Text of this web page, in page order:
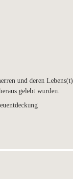
und deren
gelebt wurden.